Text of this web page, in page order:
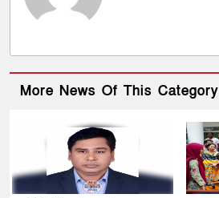
More News Of This Category